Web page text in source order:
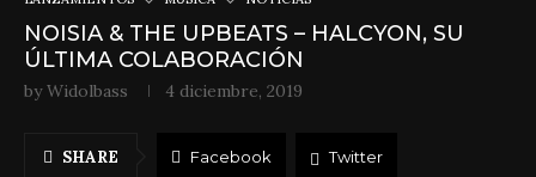
NOISIA & THE UPBEATS – HALCYON, SU
ÚLTIMA COLABORACIÓN
byWidolbass 4 diciembre, 2019
SHARE Facebook Twitter